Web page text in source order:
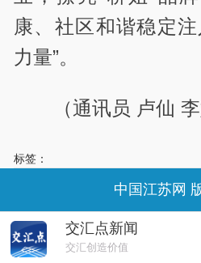
康、社区和谐稳定
力量”。
（通讯员 卢仙 李
标签：
交汇点新闻
交汇创造价值
中国江苏网